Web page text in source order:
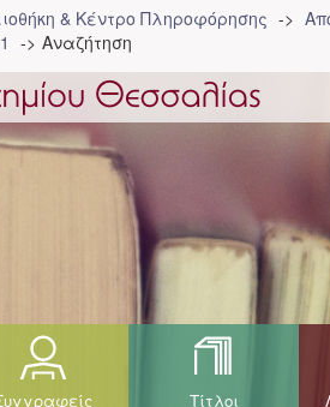
& Κέντρο Πληροφόρησης
Αναζήτηση
Τίτλοι